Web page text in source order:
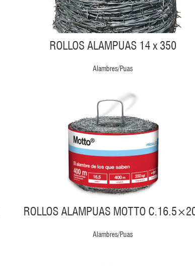
ROLLOS ALAMPUAS 14 x 350
Alambres/Puas
ROLLOS ALAMPUAS MOTTO
Alambres/Puas